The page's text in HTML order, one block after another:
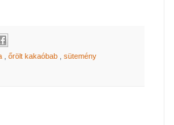
őrölt kakaóbab sütemény